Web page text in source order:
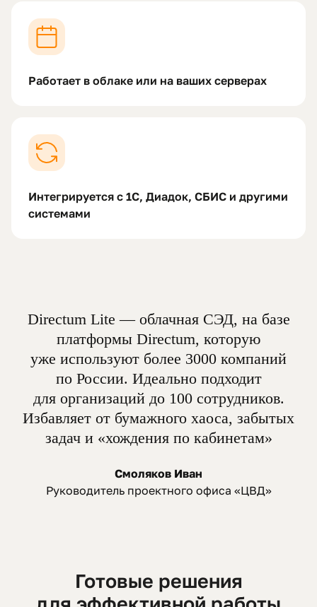
Работает в облаке или на ваших серверах
Интегрируется с 1С, Диадок, СБИС и другими
системами
Directum Lite — облачная СЭД, на базе
платформы Directum, которую
уже используют более 3000 компаний
по России. Идеально подходит
для организаций до 100 сотрудников.
Избавляет от бумажного хаоса, забытых
задач и «хождения по кабинетам»
Смоляков Иван
Руководитель проектного офиса «ЦВД»
Готовые решения